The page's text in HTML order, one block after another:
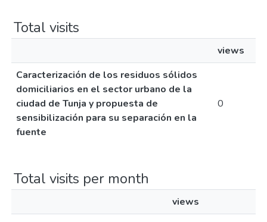
Total visits
views
Caracterización de los residuos sólidos
domiciliarios en el sector urbano de la
ciudad de Tunja y propuesta de
sensibilización para su separación en la
fuente
0
Total visits per month
views